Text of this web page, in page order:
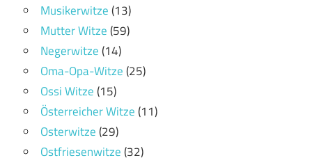
Musikerwitze(13)
Mutter Witze(59)
Negerwitze(14)
Oma-Opa-Witze(25)
Ossi Witze(15)
Österreicher Witze(11)
Osterwitze(29)
Ostfriesenwitze(32)